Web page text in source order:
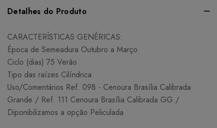
Detalhes do Produto
CARACTERÍSTICAS GENÉRICAS:
Época de Semeadura Outubro a Março
Ciclo (dias) 75 Verão
Tipo das raízes Cilíndrica
Uso/Comentários Ref. 098 - Cenoura Brasília Calibrada
Grande / Ref. 111 Cenoura Brasília Calibrada GG /
Diponibilizamos a opção Peliculada